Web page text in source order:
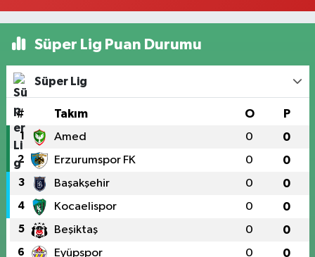
Süper Lig Puan Durumu
Süper Lig
# Takım O P
1 Amed 0 0
2 Erzurumspor FK 0 0
3 Başakşehir 0 0
4 Kocaelispor 0 0
5 Beşiktaş 0 0
6 Eyüpspor 0 0